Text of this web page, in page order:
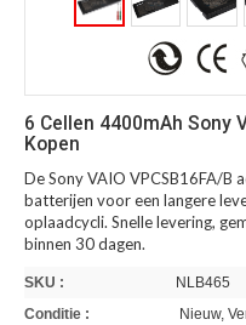
6 Cellen 4400mAh Sony
Kopen
De Sony VAIO VPCSB16FA/B
batterijen voor een langere
oplaadcycli. Snelle levering,
binnen 30 dagen.
SKU :
NLB465
Conditie :
Nieuw,